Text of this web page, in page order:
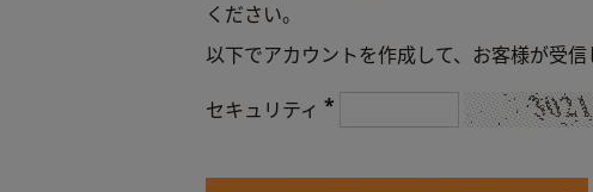
ください。
以下でアカウントを作成して、お客様が受
セキュリティ *